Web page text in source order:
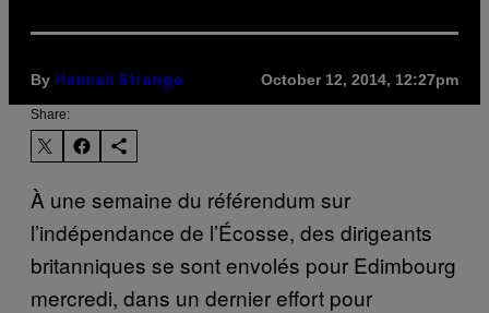
By Hannah Strange October 12, 2014, 12:27pm
Share:
À une semaine du référendum sur
l’indépendance de l’Écosse, des dirigeants
britanniques se sont envolés pour Edimbourg
mercredi, dans un dernier effort pour